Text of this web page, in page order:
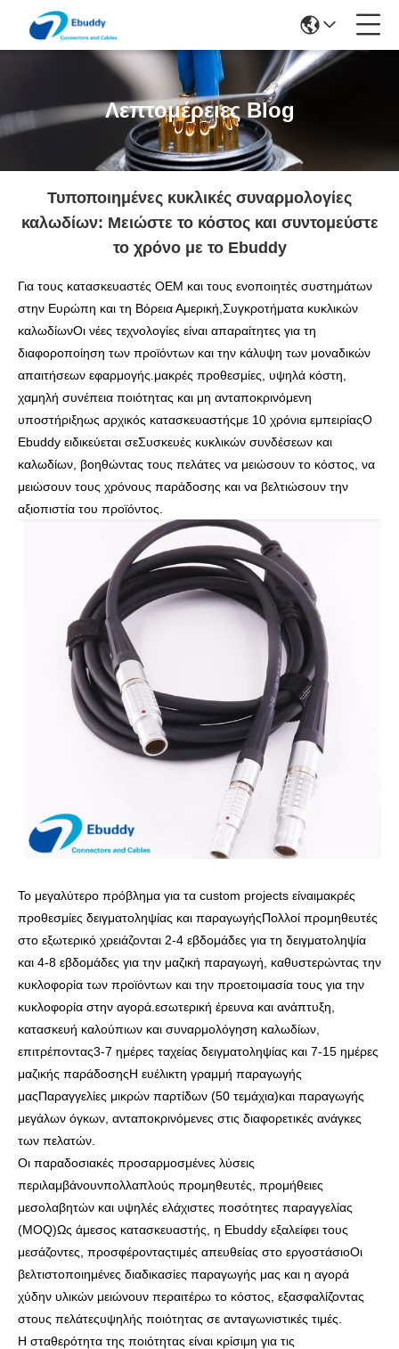
Λεπτομέρειες Blog
Τυποποιημένες κυκλικές συναρμολογίες
καλωδίων: Μειώστε το κόστος και συντομεύστε
το χρόνο με το Ebuddy
Για τους κατασκευαστές OEM και τους ενοποιητές συστημάτων
στην Ευρώπη και τη Βόρεια Αμερική, Συγκροτήματα κυκλικών
καλωδίωνΟι νέες τεχνολογίες είναι απαραίτητες για τη
διαφοροποίηση των προϊόντων και την κάλυψη των μοναδικών
απαιτήσεων εφαρμογής. μακρές προθεσμίες, υψηλά κόστη,
χαμηλή συνέπεια ποιότητας και μη ανταποκρινόμενη
υποστήριξηως αρχικός κατασκευαστήςμε 10 χρόνια εμπειρίαςΟ
Ebuddy ειδικεύεται σεΣυσκευές κυκλικών συνδέσεων και
καλωδίων , βοηθώντας τους πελάτες να μειώσουν το κόστος, να
μειώσουν τους χρόνους παράδοσης και να βελτιώσουν την
αξιοπιστία του προϊόντος.
Το μεγαλύτερο πρόβλημα για τα custom projects είναιμακρές
προθεσμίες δειγματοληψίας και παραγωγήςΠολλοί προμηθευτές
στο εξωτερικό χρειάζονται 2-4 εβδομάδες για τη δειγματοληψία
και 4-8 εβδομάδες για την μαζική παραγωγή, καθυστερώντας την
κυκλοφορία των προϊόντων και την προετοιμασία τους για την
κυκλοφορία στην αγορά. εσωτερική έρευνα και ανάπτυξη,
κατασκευή καλούπιων και συναρμολόγηση καλωδίων
επιτρέποντας3-7 ημέρες ταχείας δειγματοληψίας και 7-15 ημέρες
μαζικής παράδοσηςΗ ευέλικτη γραμμή παραγωγής
μαςΠαραγγελίες μικρών παρτίδων (50 τεμάχια)και παραγωγής
μεγάλων όγκων, ανταποκρινόμενες στις διαφορετικές ανάγκες
των πελατών.
Οι παραδοσιακές προσαρμοσμένες λύσεις
περιλαμβάνουνπολλαπλούς προμηθευτές, προμήθειες
μεσολαβητών και υψηλές ελάχιστες ποσότητες παραγγελίας
(MOQ)Ως άμεσος κατασκευαστής, η Ebuddy εξαλείφει τους
μεσάζοντες, προσφέρονταςτιμές απευθείας στο εργοστάσιοΟι
βελτιστοποιημένες διαδικασίες παραγωγής μας και η αγορά
χύδην υλικών μειώνουν περαιτέρω το κόστος, εξασφαλίζοντας
στους πελάτεςυψηλής ποιότητας σε ανταγωνιστικές τιμές
Η σταθερότητα της ποιότητας είναι κρίσιμη για τις